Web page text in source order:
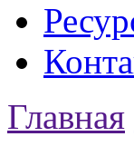
Главная